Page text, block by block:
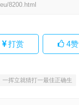
8200.html
打赏 4赞
一挥立就猜打一最佳正确生